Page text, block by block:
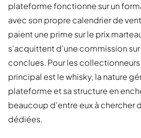
plateforme fonctionne sur un
avec son propre calendrier de
paient une prime sur le prix
s'acquittent d'une commission
conclues. Pour les
principal est le whisky, la nature
plateforme et sa structure en
beaucoup d'entre eux à chercher
dédiées.